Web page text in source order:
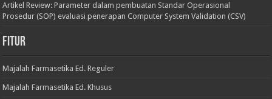
Artikel Review: Parameter dalam pembuatan Standar Operasional
Prosedur (SOP) evaluasi penerapan Computer System Validation (CSV)
Fitur
Majalah Farmasetika Ed. Reguler
Majalah Farmasetika Ed. Khusus